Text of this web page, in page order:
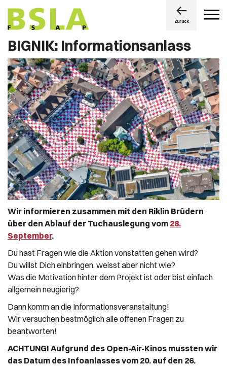
Zurück
BIGNIK: Informationsanlass
Wir informieren zusammen mit den Riklin Brüdern
über den Ablauf der Tuchauslegung vom 28.
September.
Du hast Fragen wie die Aktion vonstatten gehen wird?
Du willst Dich einbringen, weisst aber nicht wie?
Was die Motivation hinter dem Projekt ist oder bist einfach
allgemein neugierig?
Dann komm an die Informationsveranstaltung!
Wir versuchen bestmöglich alle offenen Fragen zu
beantworten!
ACHTUNG! Aufgrund des Open-Air-Kinos mussten wir
das Datum des Infoanlasses vom 20. auf den 26.